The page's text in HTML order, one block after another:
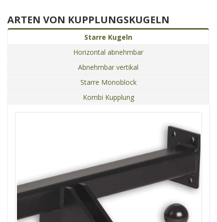
ARTEN VON KUPPLUNGSKUGELN
Starre Kugeln
Horizontal abnehmbar
Abnehmbar vertikal
Starre Monoblock
Kombi Kupplung